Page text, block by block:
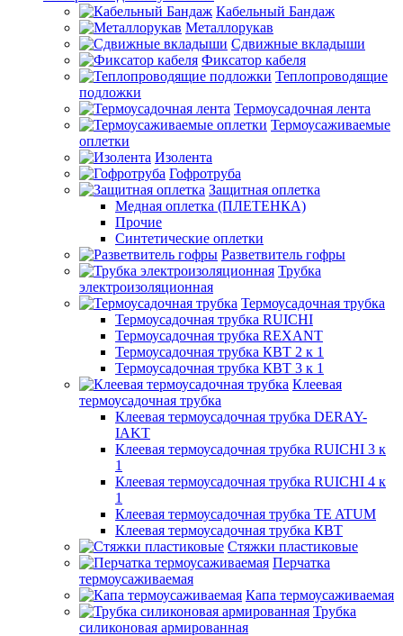
Кабельный Бандаж
Металлорукав
Сдвижные вкладыши
Фиксатор кабеля
Теплопроводящие
подложки
Термоусадочная лента
Термоусаживаемые
оплетки
Изолента
Гофротруба
Защитная оплетка
Медная оплетка (ПЛЕТЕНКА)
Прочие
Синтетические оплетки
Разветвитель гофры
Трубка
электроизоляционная
Термоусадочная трубка
Термоусадочная трубка RUICHI
Термоусадочная трубка REXANT
Термоусадочная трубка КВТ 2 к 1
Термоусадочная трубка КВТ 3 к 1
Клеевая
термоусадочная трубка
Клеевая термоусадочная трубка DERAY-
IAKT
Клеевая термоусадочная трубка RUICHI 3 к
1
Клеевая термоусадочная трубка RUICHI 4 к
1
Клеевая термоусадочная трубка TE ATUM
Клеевая термоусадочная трубка КВТ
Стяжки пластиковые
Перчатка
термоусаживаемая
Капа термоусаживаемая
Трубка
силиконовая армированная